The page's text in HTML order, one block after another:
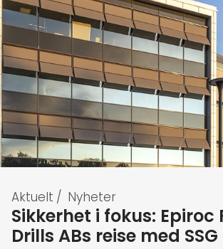
Aktuelt / Nyheter
Sikkerhet i fokus: Epiroc
Drills ABs reise med